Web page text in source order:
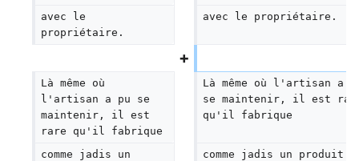
avec le
propriétaire.
avec le propriétaire.
Là même où
l'artisan a pu se
maintenir, il est
rare qu'il fabrique
Là même où l'artisan a
se maintenir, il est
qu'il fabrique
comme jadis un
comme jadis un produit